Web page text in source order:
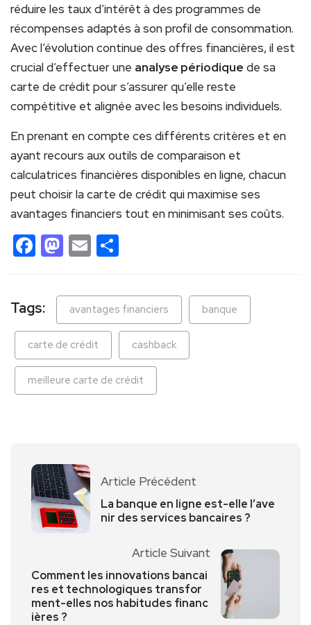
réduire les taux d’intérêt à des programmes de
récompenses adaptés à son profil de consommation.
Avec l’évolution continue des offres financières, il est
crucial d’effectuer une analyse périodique de sa
carte de crédit pour s’assurer qu’elle reste
compétitive et alignée avec les besoins individuels.
En prenant en compte ces différents critères et en
ayant recours aux outils de comparaison et
calculatrices financières disponibles en ligne, chacun
peut choisir la carte de crédit qui maximise ses
avantages financiers tout en minimisant ses coûts.
Facebook
Mastodon
Email
Tags: avantages financiers banque
carte de crédit cashback
meilleure carte de crédit
Article Précédent
La banque en ligne est-elle l’ave
nir des services bancaires ?
Article Suivant
Comment les innovations bancai
res et technologiques transfor
ment-elles nos habitudes financ
ières ?